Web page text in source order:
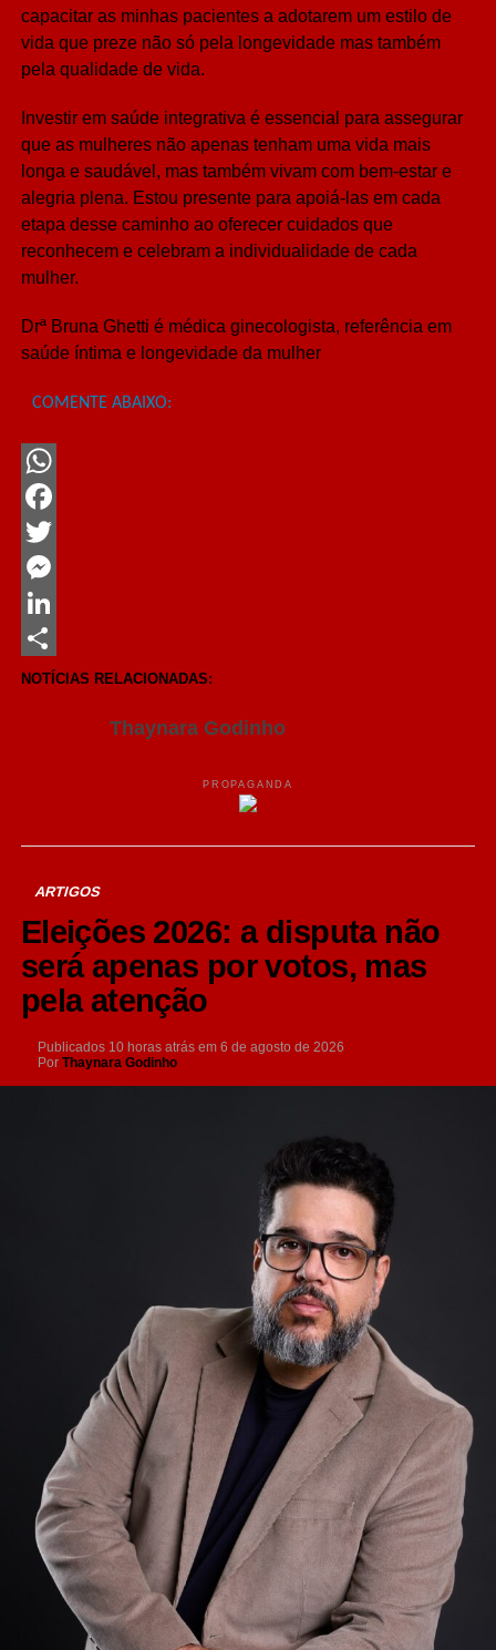
capacitar as minhas pacientes a adotarem um estilo de
vida que preze não só pela longevidade mas também
pela qualidade de vida.
Investir em saúde integrativa é essencial para assegurar
que as mulheres não apenas tenham uma vida mais
longa e saudável, mas também vivam com bem-estar e
alegria plena. Estou presente para apoiá-las em cada
etapa desse caminho ao oferecer cuidados que
reconhecem e celebram a individualidade de cada
mulher.
Drª Bruna Ghetti é médica ginecologista, referência em
saúde íntima e longevidade da mulher
COMENTE ABAIXO:
WhatsApp
Facebook
Twitter
Messenger
LinkedIn
Share
NOTÍCIAS RELACIONADAS:
Thaynara Godinho
PROPAGANDA
ARTIGOS
Eleições 2026: a disputa não
será apenas por votos, mas
pela atenção
Publicados 10 horas atrás em 6 de agosto de 2026
Por Thaynara Godinho